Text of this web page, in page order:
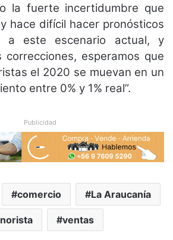
la fuerte incertidumbre que
hace difícil hacer pronósticos
a este escenario actual, y
esperamos que
el 2020 se muevan en un
entre 0% y 1% real”.
Publicidad
comercio La Araucanía
ventas